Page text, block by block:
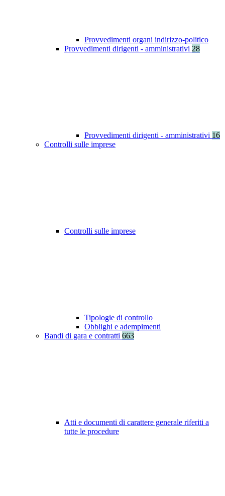
Provvedimenti organi indirizzo-politico
Provvedimenti dirigenti - amministrativi 28
Provvedimenti dirigenti - amministrativi 16
Controlli sulle imprese
Controlli sulle imprese
Tipologie di controllo
Obblighi e adempimenti
Bandi di gara e contratti 663
Atti e documenti di carattere generale riferiti a
tutte le procedure